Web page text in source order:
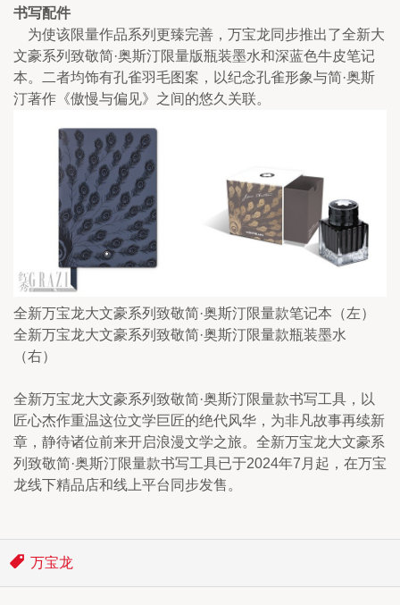
书写配件
为使该限量作品系列更臻完善，万宝龙同步推出了全新大
文豪系列致敬简·奥斯汀限量版瓶装墨水和深蓝色牛皮笔记
本。二者均饰有孔雀羽毛图案，以纪念孔雀形象与简·奥斯
汀著作《傲慢与偏见》之间的悠久关联。
全新万宝龙大文豪系列致敬简·奥斯汀限量款笔记本（左）
全新万宝龙大文豪系列致敬简·奥斯汀限量款瓶装墨水
（右）
全新万宝龙大文豪系列致敬简·奥斯汀限量款书写工具，以
匠心杰作重温这位文学巨匠的绝代风华，为非凡故事再续新
章，静待诸位前来开启浪漫文学之旅。全新万宝龙大文豪系
列致敬简·奥斯汀限量款书写工具已于2024年7月起，在万宝
龙线下精品店和线上平台同步发售。
万宝龙